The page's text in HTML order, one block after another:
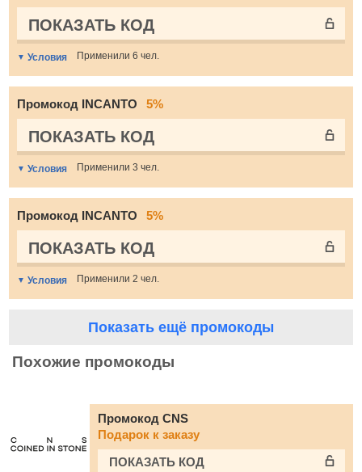
ПОКАЗАТЬ КОД
Условия Применили 6 чел.
Промокод INCANTO 5%
ПОКАЗАТЬ КОД
Условия Применили 3 чел.
Промокод INCANTO 5%
ПОКАЗАТЬ КОД
Условия Применили 2 чел.
Показать ещё промокоды
Похожие промокоды
Промокод CNS
Подарок к заказу
ПОКАЗАТЬ КОД